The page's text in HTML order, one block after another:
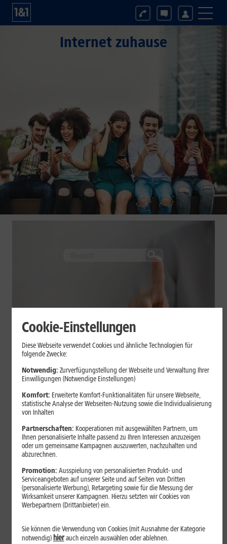
Internet zuhause
Tracking im Internet: Cookies,
Fingerprinting und Co. einfach
erklärt
Cookies und Browser-Fingerprinting gehören zu den wichtigsten
worin die Unterschiede liegen, wo Risiken entstehen und wie Du
Tracking bewusst einschränkst.
Mehr erfahren
Cookie-Einstellungen
Diese Webseite verwendet Cookies und ähnliche Technologien für
folgende Zwecke:
Notwendig: Zurverfügungstellung der Webseite und Verwaltung Ihrer
Einwilligungen (Notwendige Einstellungen)
Komfort: Erweiterte Komfort-Funktionalitäten für unsere Webseite,
statistische Analyse der Webseiten-Nutzung sowie die Individualisierung
von Inhalten
Partnerschaften: Kooperationen mit ausgewählten Partnern, um
Ihnen personalisierte Inhalte passend zu Ihren Interessen anzuzeigen
oder um gemeinsame Kampagnen auszuwerten, nachzuhalten und
abzurechnen.
Promotion: Ausspielung von personalisierten Produkt- und
Serviceangeboten auf unserer Seite und auf Seiten von Dritten
(personalisierte Werbung), Retargeting sowie für die Messung der
Wirksamkeit unserer Kampagnen. Hierzu setzten wir Cookies von
Werbepartnern (Drittanbieter) ein.
Sie können die Verwendung von Cookies (mit Ausnahme der Kategorie
notwendig) hierauch einzeln auswählen oder ablehnen.